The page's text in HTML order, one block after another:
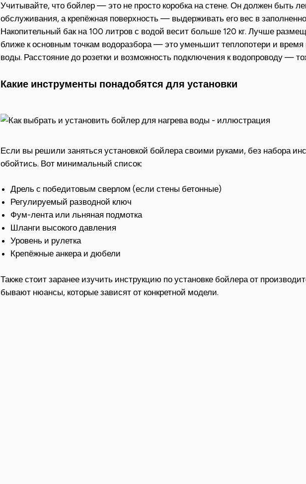
Учитывайте, что бойлер — это не просто коробка на стене. Он должен быть
обслуживания, а крепёжная поверхность — выдерживать его вес в
Накопительный бак на 100 литров с водой весит больше 120 кг. Лучше
ближе к основным точкам водоразбора — это уменьшит теплопотери и время
воды. Расстояние до розетки и возможность подключения к водопроводу —
Какие инструменты понадобятся для установки
Если вы решили заняться установкой бойлера своими руками, без набора
обойтись. Вот минимальный список:
Дрель с победитовым сверлом (если стены бетонные)
Регулируемый разводной ключ
Фум-лента или льняная подмотка
Шланги высокого давления
Уровень и рулетка
Крепёжные анкера и дюбели
Также стоит заранее изучить инструкцию по установке бойлера от
бывают нюансы, которые зависят от конкретной модели.